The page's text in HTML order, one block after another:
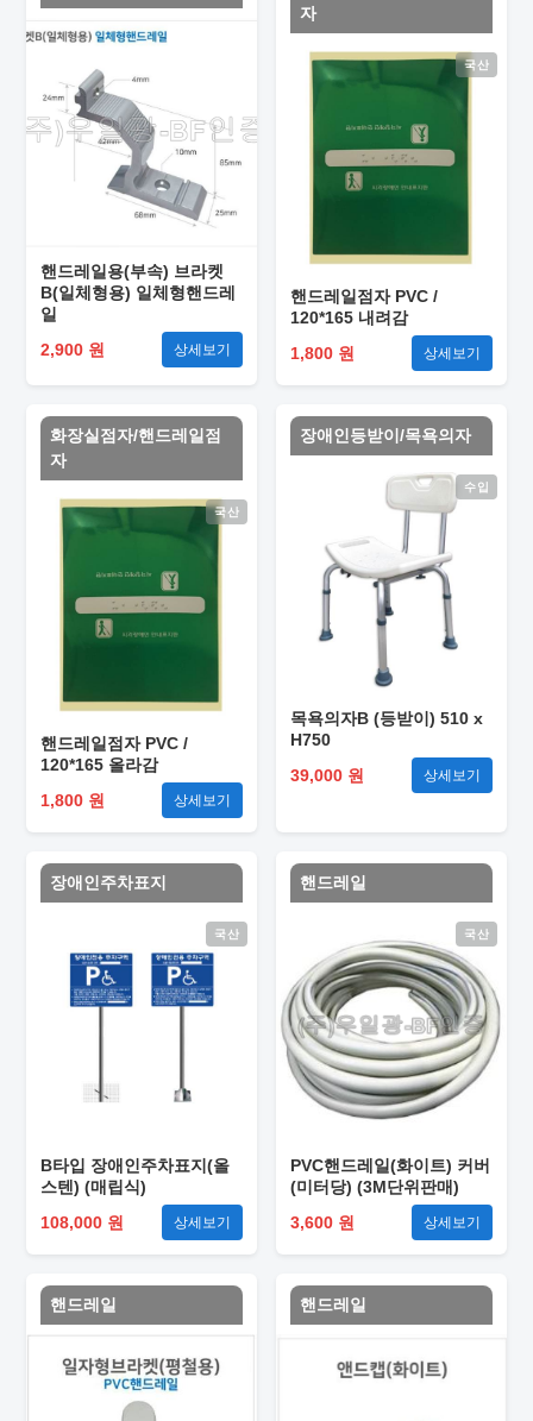
핸드레일용(부속) 브라켓
B(일체형용) 일체형핸드레
일
2,900 원
상세보기
자
국산
핸드레일점자 PVC /
120*165 내려감
1,800 원
상세보기
화장실점자/핸드레일점
자
국산
핸드레일점자 PVC /
120*165 올라감
1,800 원
상세보기
장애인등받이/목욕의자
수입
목욕의자B (등받이) 510 x
H750
39,000 원
상세보기
장애인주차표지
국산
B타입 장애인주차표지(올
스텐) (매립식)
108,000 원
상세보기
핸드레일
국산
PVC핸드레일(화이트) 커버
(미터당) (3M단위판매)
3,600 원
상세보기
핸드레일 핸드레일